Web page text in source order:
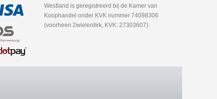
Westland is geregistreerd bij de Kamer van
Koophandel onder KVK nummer 74098306
(voorheen 2wielerdirk, KVK: 27303607).